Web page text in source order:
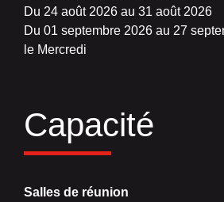
Du 24 août 2026 au 31 août 2026
Du 01 septembre 2026 au 27
le Mercredi
Capacité
Salles de réunion